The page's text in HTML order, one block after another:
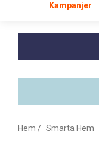
Kampanjer
Hem / Smarta Hem